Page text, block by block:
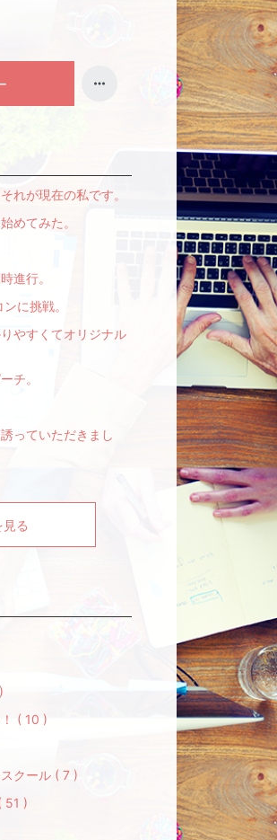
れが現在の私です。
めてみた。
進行。
に挑戦。
やすくてオリジナル
チ。
っていただきまし
る
( 10 )
クール ( 7 )
51 )